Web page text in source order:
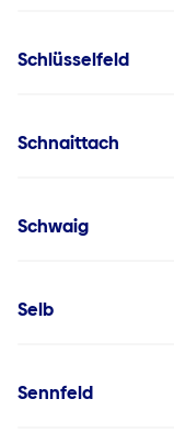
Schlüsselfeld
Schnaittach
Schwaig
Selb
Sennfeld